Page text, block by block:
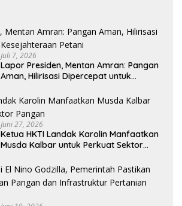
Juli 7, 2026
Lapor Presiden, Mentan Amran: Pangan
Aman, Hilirisasi Dipercepat untuk
Juni 27, 2026
Ketua HKTI Landak Karolin Manfaatkan
Musda Kalbar untuk Perkuat Sektor